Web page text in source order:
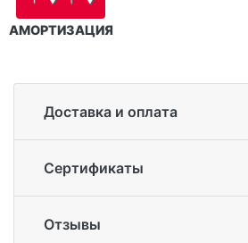
АМОРТИЗАЦИЯ
Доставка и оплата
Сертификаты
Отзывы